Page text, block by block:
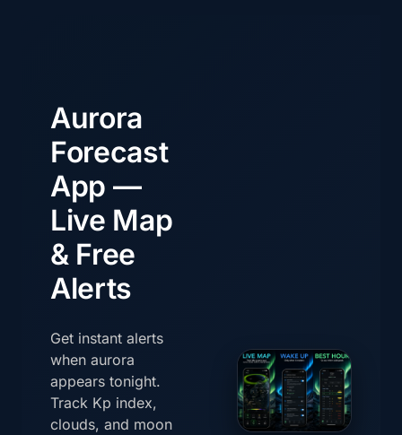
Aurora
Forecast
App —
Live Map
& Free
Alerts
Get instant alerts
when aurora
appears tonight.
Track Kp index,
clouds, and moon